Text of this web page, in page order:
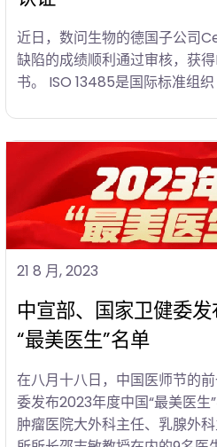
近日，数问生物的德国子公司
缺陷的成绩顺利通过审核，获
书。 ISO 13485是国际标准组
21 8 月, 2023
中宣部、国家卫健委
“最美医生”名单
在八月十八日，中国医师节的
委发布2023年度中国“最美医生
肿瘤医院大外科主任、乳腺外